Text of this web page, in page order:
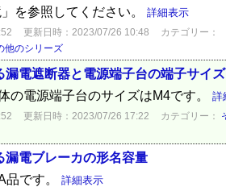
を参照してください。
詳細表示
更新日時：2023/07/26 10:48
カテゴリー：
他のシリーズ
電遮断器と電源端子台の端子サイズ
の電源端子台のサイズはM4です。 詳
更新日時：2023/07/26 17:22 カテゴリー：
漏電ブレーカの形名容量
です。 詳細表示